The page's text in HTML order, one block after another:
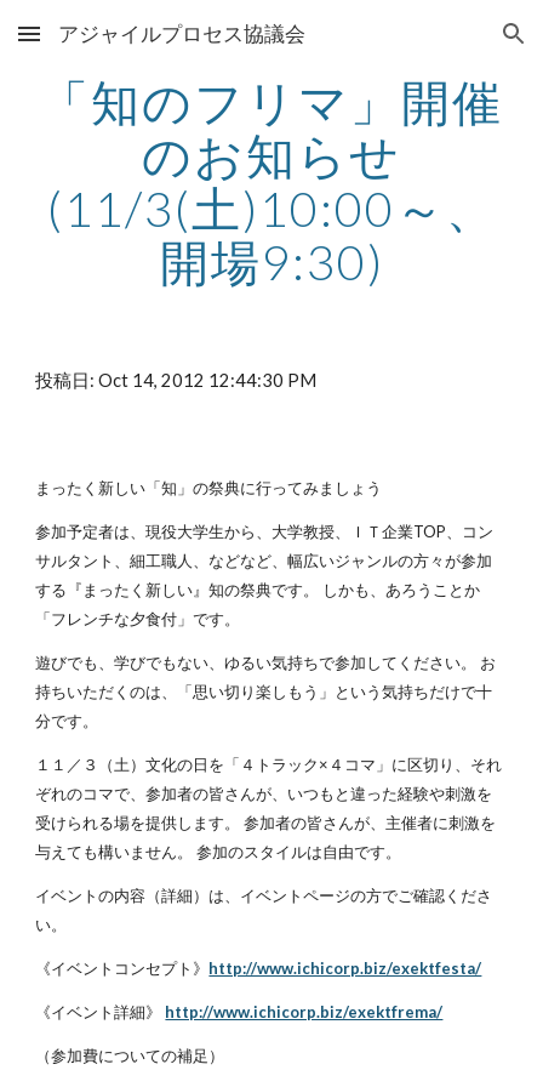
Skip to main content Skip to navigation
アジャイルプロセス協議会
「知のフリマ」開催
のお知らせ
(11/3(土)10:00～、
開場9:30)
投稿日: Oct 14, 2012 12:44:30 PM
まったく新しい「知」の祭典に行ってみましょう
参加予定者は、現役大学生から、大学教授、ＩＴ企業TOP、コン
サルタント、細工職人、などなど、幅広いジャンルの方々が参加
する『まったく新しい』知の祭典です。 しかも、あろうことか
「フレンチな夕食付」です。
遊びでも、学びでもない、ゆるい気持ちで参加してください。 お
持ちいただくのは、「思い切り楽しもう」という気持ちだけで十
分です。
１１／３（土）文化の日を「４トラック×４コマ」に区切り、それ
ぞれのコマで、参加者の皆さんが、いつもと違った経験や刺激を
受けられる場を提供します。 参加者の皆さんが、主催者に刺激を
与えても構いません。 参加のスタイルは自由です。
イベントの内容（詳細）は、イベントページの方でご確認くださ
い。
《イベントコンセプト》 http://www.ichicorp.biz/exektfesta/
《イベント詳細》 http://www.ichicorp.biz/exektfrema/
（参加費についての補足）